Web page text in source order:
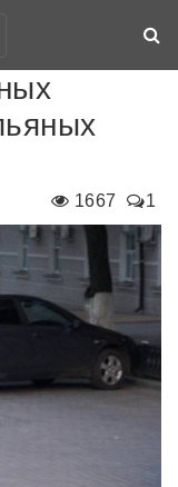
1667 1